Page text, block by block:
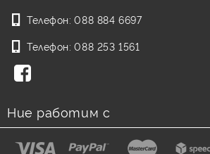
Телефон: 088 884 6697
Телефон: 088 253 1561
Ние работим с